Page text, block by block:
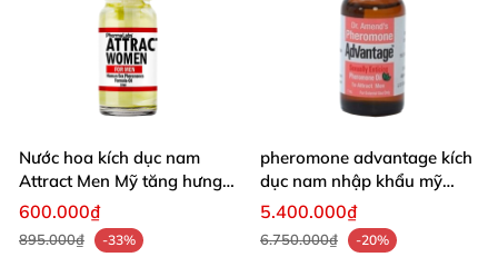
Nước hoa kích dục nam
Attract Men Mỹ tăng hưng
phấn kéo dài thời gian
600.000₫
895.000₫ -33%
pheromone advantage kích
dục nam nhập khẩu mỹ
dạng thoa 30ml
5.400.000₫
6.750.000₫ -20%